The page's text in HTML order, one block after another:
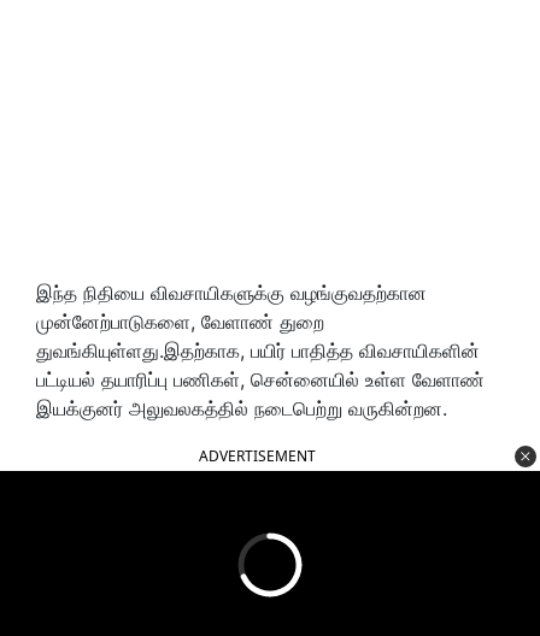
இந்த நிதியை விவசாயிகளுக்கு வழங்குவதற்கான
முன்னேற்பாடுகளை, வேளாண் துறை
துவங்கியுள்ளது.இதற்காக, பயிர் பாதித்த விவசாயிகளின்
பட்டியல் தயாரிப்பு பணிகள், சென்னையில் உள்ள வேளாண்
இயக்குனர் அலுவலகத்தில் நடைபெற்று வருகின்றன.
ADVERTISEMENT